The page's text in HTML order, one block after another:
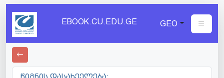
EBOOK.CU.EDU.GE GEO